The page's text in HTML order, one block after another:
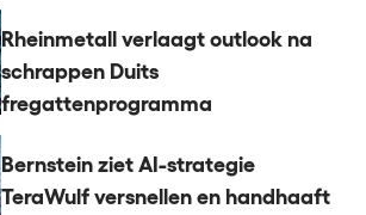
Rheinmetall verlaagt outlook na
schrappen Duits
fregattenprogramma
Bernstein ziet AI-strategie
TeraWulf versnellen en handhaaft